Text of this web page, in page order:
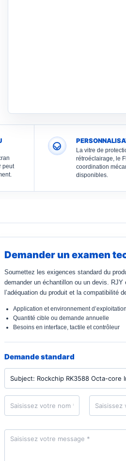
peut
La vitre de
rétroéclairage, le
coordination
disponibles.
Demander un examen
Soumettez les exigences standard du
demander un échantillon ou un devis. RJY
l’adéquation du produit et la compatibilité
Application et environnement d’exploitation
Quantité cible ou demande annuelle
Besoins en interface, tactile et contrôleur
Demande standard
P
o
d
N
m
E
m
i
l
M